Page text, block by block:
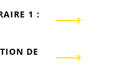
1 :
DE